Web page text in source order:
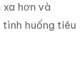
hơn và
huống tiêu